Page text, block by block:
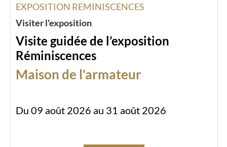
EXPOSITION REMINISCENCES
Visiter l'exposition
Visite guidée de l’exposition
Réminiscences
Maison de l'armateur
Du 09 août 2026 au 31 août 2026